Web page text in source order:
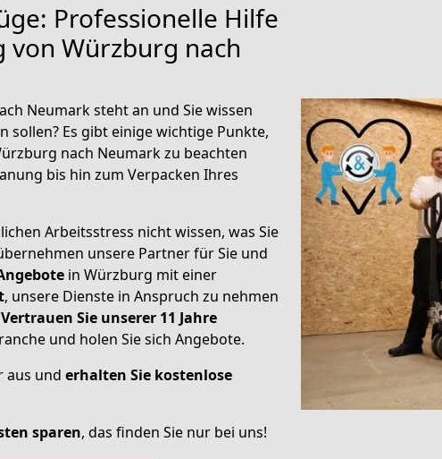
Professionelle Hilfe
Würzburg nach
Neumark steht an und Sie wissen
sollen? Es gibt einige wichtige Punkte,
nach Neumark zu beachten
bis hin zum Verpacken Ihres
Arbeitsstress nicht wissen, was Sie
unsere Partner für Sie und
in Würzburg mit einer
, unsere Dienste in Anspruch zu nehmen
Vertrauen Sie unserer 11 Jahre
und holen Sie sich Angebote.
aus und erhalten Sie kostenlose
sparen, das finden Sie nur bei uns!